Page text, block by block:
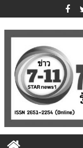
to
content